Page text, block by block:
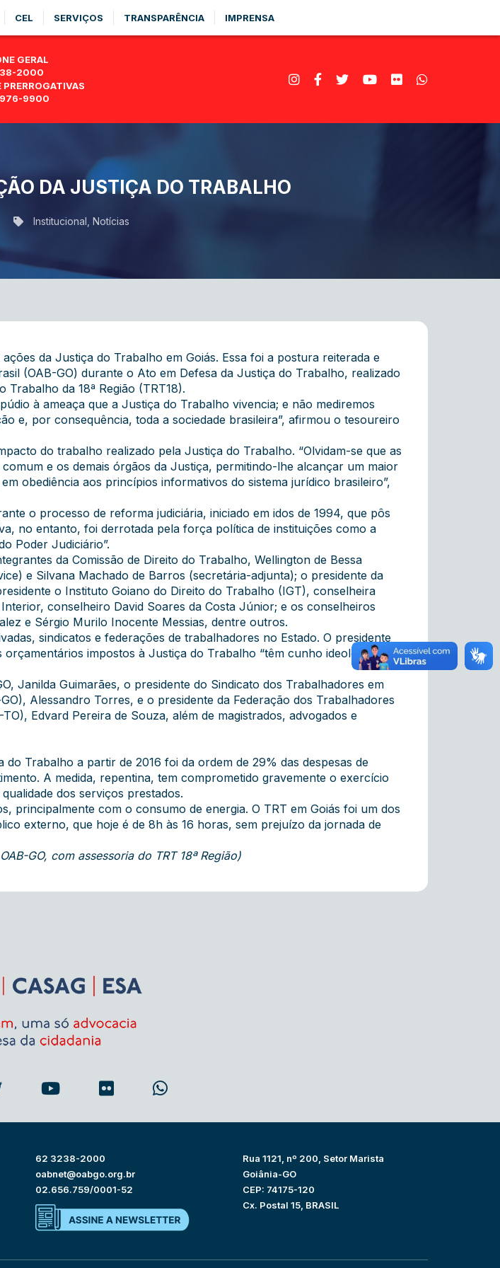
CEL SERVIÇOS TRANSPARÊNCIA IMPRENSA
GERAL
2000
PRERROGATIVAS
9900
DA JUSTIÇA DO TRABALHO
Institucional Notícias
da Justiça do Trabalho em Goiás. Essa foi a postura reiterada e
(OAB-GO) durante o Ato em Defesa da Justiça do Trabalho, realizado
da 18ª Região (TRT18).
à ameaça que a Justiça do Trabalho vivencia; e não mediremos
e, por consequência, toda a sociedade brasileira”, afirmou o tesoureiro
do trabalho realizado pela Justiça do Trabalho. “Olvidam-se que as
e os demais órgãos da Justiça, permitindo-lhe alcançar um maior
obediência aos princípios informativos do sistema jurídico brasileiro”,
o processo de reforma judiciária, iniciado em idos de 1994, que pôs
no entanto, foi derrotada pela força política de instituições como a
Poder Judiciário”.
da Comissão de Direito do Trabalho, Wellington de Bessa
e Silvana Machado de Barros (secretária-adjunta); o presidente da
o Instituto Goiano do Direito do Trabalho (IGT), conselheira
conselheiro David Soares da Costa Júnior; e os conselheiros
e Sérgio Murilo Inocente Messias, dentre outros.
sindicatos e federações de trabalhadores no Estado. O presidente
impostos à Justiça do Trabalho “têm cunho ideológico e
Janilda Guimarães, o presidente do Sindicato dos Trabalhadores em
Alessandro Torres, e o presidente da Federação dos Trabalhadores
Edvard Pereira de Souza, além de magistrados, advogados e
Trabalho a partir de 2016 foi da ordem de 29% das despesas de
A medida, repentina, tem comprometido gravemente o exercício
dos serviços prestados.
principalmente com o consumo de energia. O TRT em Goiás foi um dos
externo, que hoje é de 8h às 16 horas, sem prejuízo da jornada de
GO, com assessoria do TRT 18ª Região)
62 3238-2000
oabnet@oabgo.org.br
02.656.759/0001-52
Rua 1121, nº 200, Setor Marista
Goiânia-GO
CEP: 74175-120
Cx. Postal 15, BRASIL